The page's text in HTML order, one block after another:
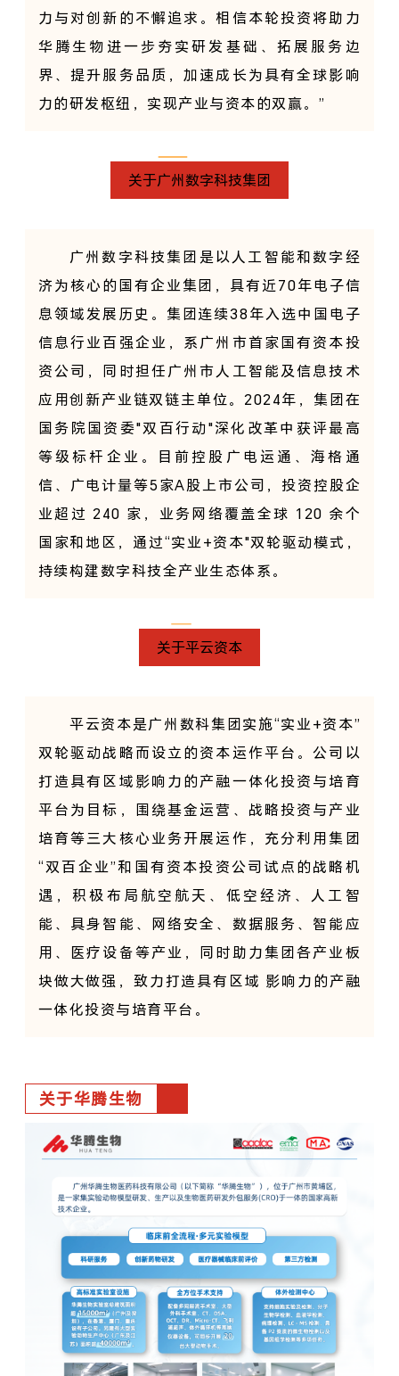
力与对创新的不懈追求。相信本轮投资将助力
华腾生物进一步夯实研发基础、拓展服务边
界、提升服务品质，加速成长为具有全球影响
力的研发枢纽，实现产业与资本的双赢。”
关于广州数字科技集团
广州数字科技集团是以人工智能和数字经
济为核心的国有企业集团，具有近70年电子信
息领域发展历史。集团连续38年入选中国电子
信息行业百强企业，系广州市首家国有资本投
资公司，同时担任广州市人工智能及信息技术
应用创新产业链双链主单位。2024年，集团在
国务院国资委"双百行动"深化改革中获评最高
等级标杆企业。目前控股广电运通、海格通
信、广电计量等5家A股上市公司，投资控股企
业超过 240 家，业务网络覆盖全球 120 余个
国家和地区，通过“实业+资本"双轮驱动模式，
持续构建数字科技全产业生态体系。
关于平云资本
平云资本是广州数科集团实施“实业+资本”
双轮驱动战略而设立的资本运作平台。公司以
打造具有区域影响力的产融一体化投资与培育
平台为目标，围绕基金运营、战略投资与产业
培育等三大核心业务开展运作，充分利用集团
“双百企业”和国有资本投资公司试点的战略机
遇，积极布局航空航天、低空经济、人工智
能、具身智能、网络安全、数据服务、智能应
用、医疗设备等产业，同时助力集团各产业板
块做大做强，致力打造具有区域 影响力的产融
一体化投资与培育平台。
关于华腾生物